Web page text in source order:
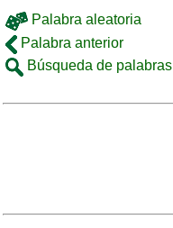
Palabra aleatoria
Palabra anterior
Búsqueda de palabras